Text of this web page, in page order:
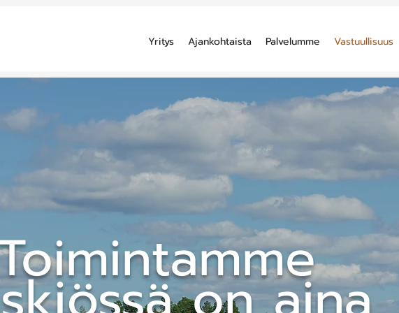
Yritys Ajankohtaista Palvelumme Vastuullisuus